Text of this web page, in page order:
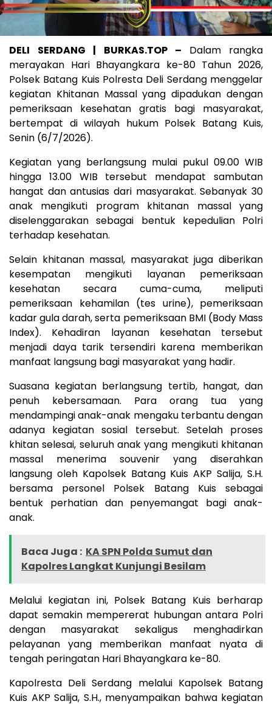
DELI SERDANG | BURKAS.TOP – Dalam rangka
merayakan Hari Bhayangkara ke-80 Tahun 2026,
Polsek Batang Kuis Polresta Deli Serdang menggelar
kegiatan Khitanan Massal yang dipadukan dengan
pemeriksaan kesehatan gratis bagi masyarakat,
bertempat di wilayah hukum Polsek Batang Kuis,
Senin (6/7/2026).
Kegiatan yang berlangsung mulai pukul 09.00 WIB
hingga 13.00 WIB tersebut mendapat sambutan
hangat dan antusias dari masyarakat. Sebanyak 30
anak mengikuti program khitanan massal yang
diselenggarakan sebagai bentuk kepedulian Polri
terhadap kesehatan.
Selain khitanan massal, masyarakat juga diberikan
kesempatan mengikuti layanan pemeriksaan
kesehatan secara cuma-cuma, meliputi
pemeriksaan kehamilan (tes urine), pemeriksaan
kadar gula darah, serta pemeriksaan BMI (Body Mass
Index). Kehadiran layanan kesehatan tersebut
menjadi daya tarik tersendiri karena memberikan
manfaat langsung bagi masyarakat yang hadir.
Suasana kegiatan berlangsung tertib, hangat, dan
penuh kebersamaan. Para orang tua yang
mendampingi anak-anak mengaku terbantu dengan
adanya kegiatan sosial tersebut. Setelah proses
khitan selesai, seluruh anak yang mengikuti khitanan
massal menerima souvenir yang diserahkan
langsung oleh Kapolsek Batang Kuis AKP Salija, S.H.
bersama personel Polsek Batang Kuis sebagai
bentuk perhatian dan penyemangat bagi anak-
anak.
Baca Juga : KA SPN Polda Sumut dan
Kapolres Langkat Kunjungi Besilam
Melalui kegiatan ini, Polsek Batang Kuis berharap
dapat semakin mempererat hubungan antara Polri
dengan masyarakat sekaligus menghadirkan
pelayanan yang memberikan manfaat nyata di
tengah peringatan Hari Bhayangkara ke-80.
Kapolresta Deli Serdang melalui Kapolsek Batang
Kuis AKP Salija, S.H., menyampaikan bahwa kegiatan